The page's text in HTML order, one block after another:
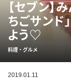
【セブン】
ちごサンド
よう♡
料理・グルメ
2019.01.11